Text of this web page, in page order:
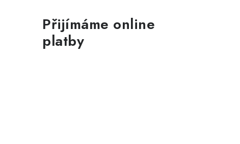
Přijímáme online
platby